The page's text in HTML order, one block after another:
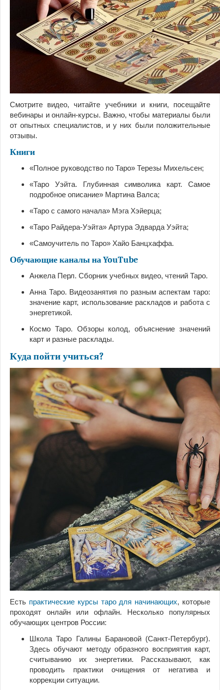
Смотрите видео, читайте учебники и книги, посещайте
вебинары и онлайн-курсы. Важно, чтобы материалы были
от опытных специалистов, и у них были положительные
отзывы.
Книги
«Полное руководство по Таро» Терезы Михельсен;
«Таро Уэйта. Глубинная символика карт. Самое
подробное описание» Мартина Валса;
«Таро с самого начала» Мэга Хэйерца;
«Таро Райдера-Уэйта» Артура Эдварда Уэйта;
«Самоучитель по Таро» Хайо Банцхаффа.
Обучающие каналы на YouTube
Анжела Перл. Сборник учебных видео, чтений Таро.
Анна Таро. Видеозанятия по разным аспектам таро:
значение карт, использование раскладов и работа с
энергетикой.
Космо Таро. Обзоры колод, объяснение значений
карт и разные расклады.
Куда пойти учиться?
Есть практические курсы таро для начинающих, которые
проходят онлайн или офлайн. Несколько популярных
обучающих центров России:
Школа Таро Галины Барановой (Санкт-Петербург).
Здесь обучают методу образного восприятия карт,
считыванию их энергетики. Рассказывают, как
проводить практики очищения от негатива и
коррекции ситуации.